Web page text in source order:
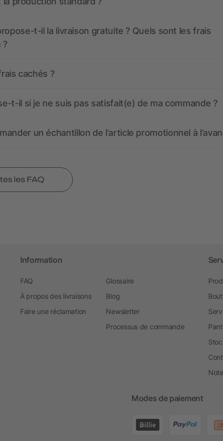
t-il la livraison gratuite ? Quels sont les frais
?
cachés ?
t-il si je ne suis pas satisfait(e) de ma commande ?
un échantillon de l’article promotionnel à
les FAQ
Information
FAQ
À propos des livraisons
Faire une réclamation
Glossaire
Blog
Newsletter
Processus de commande
Modes de paiement